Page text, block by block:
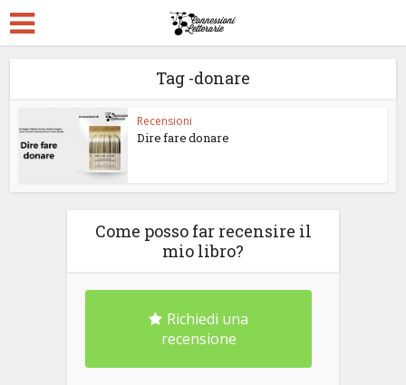
Tag -donare
Recensioni
Dire fare donare
Come posso far recensire il
mio libro?
Richiedi una
recensione